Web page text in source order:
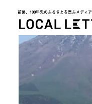
前略、100年先のふるさとを思ふメディア
LOCAL LETTER